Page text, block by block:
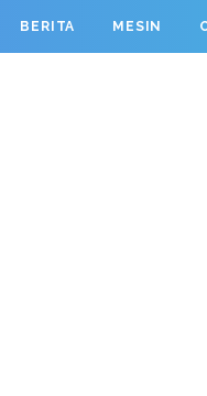
BERITA MESIN